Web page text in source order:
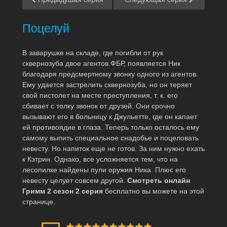
Поцелуй
В заварушке на складе, где погибли от рук
сквернозуба двое агентов ФБР, появляется Ник
благодаря предсмертному звонку одного из агентов.
Ему удается застрелить сквернозуба, но он теряет
свой пистолет на месте преступления, т. к. его
сбивает с толку звонок от друзей. Они срочно
вызывают его в больницу к Джульетте, где он капает
ей противоядие в глаза. Теперь только осталось ему
самому выпить специальное снадобье и поцеловать
невесту. Но напиток еще не готов. За ним нужно ехать
к Кэтрин. Однако, все усложняется тем, что на
лесопилке найдены пули оружия Ника. Плюс его
невесту целует совсем другой. Смотреть онлайн
Гримм 2 сезон 2 серия бесплатно вы можете на этой
странице.